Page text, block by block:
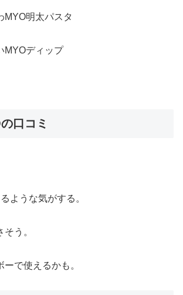
MYO明太パスタ
MYOディップ
口コミ
ような気がする。
う。
で使えるかも。